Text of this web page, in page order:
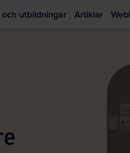
utbildningar Artiklar